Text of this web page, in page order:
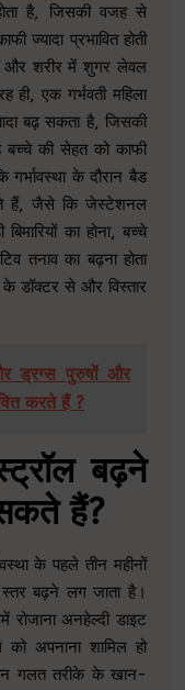
है, जिसकी वजह से
ज्यादा प्रभावित होती
और शरीर में शुगर लेवल
ही, एक गर्भवती महिला
बढ़ सकता है, जिसकी
की सेहत को काफी
के दौरान बैड
हैं, जैसे कि जेस्टेशनल
का होना, बच्चे
तनाव का बढ़ना होता
से और विस्तार
ड्रग्स पुरुषों और
करते हैं ?
बढ़ने
हैं?
के पहले तीन महीनों
बढ़ने लग जाता है।
अनहेल्दी डाइट
अपनाना शामिल हो
गलत तरीके के खान-